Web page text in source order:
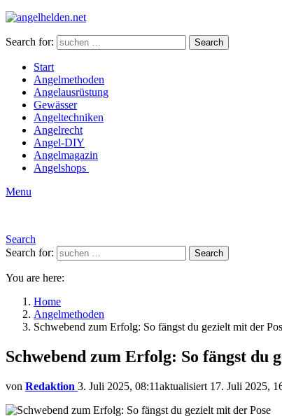
Search for: Search
Start
Angelmethoden
Angelausrüstung
Gewässer
Angeltechniken
Angelrecht
Angel-DIY
Angelmagazin
Angelshops
Menu
Search
Search for:
Search
You are here:
Home
Angelmethoden
Schwebend zum Erfolg: So fängst du gezielt mit der
Schwebend zum Erfolg: So fängst du
von Redaktion 3. Juli 2025, 08:11aktualisiert 17. Juli 2025,